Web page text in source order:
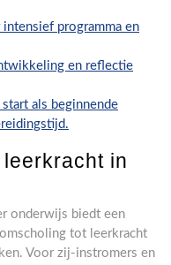
programma en
en reflectie
als beginnende
in
onderwijs biedt een
tot leerkracht
Voor zij-instromers en